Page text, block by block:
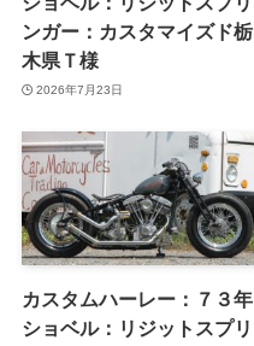
カスタムハーレー：７３年
ショベル：リジットスプリ
ンガー：カスタマイズド群
馬県Ｎ様
2026年7月15日